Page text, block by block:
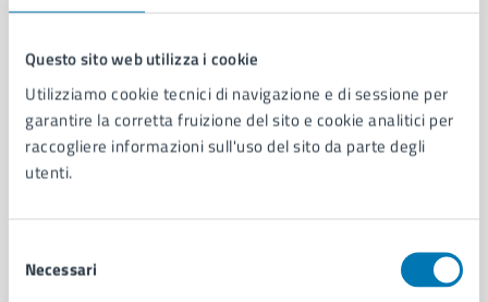
Questo sito web utilizza i cookie
Utilizziamo cookie tecnici di navigazione e di sessione per
garantire la corretta fruizione del sito e cookie analitici per
raccogliere informazioni sull'uso del sito da parte degli
utenti.
delNecessari
Contenuti correlati
Amministrazione
Cambi di Residenza - Municipalità 9
Sottoservizi